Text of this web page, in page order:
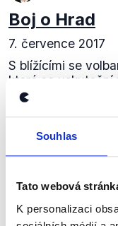
Souhlas
Tato webová
K personalizaci
Boj o Hrad
7. července 2017
S blížícími se
které se
další volby, jež
Číst dál
Zůstaňme